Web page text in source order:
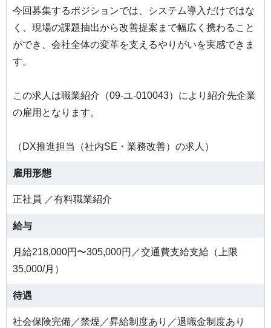
今回募集するポジションでは、システム導入だけではな
く、現場の課題抽出から改善提案まで幅広く携わること
ができ、会社全体の変革を支えるやりがいを実感できま
す。
この求人は職業紹介（09-ユ-010043）により紹介先企業
の雇用となります。
（DX推進担当（社内SE・業務改善）の求人）
雇用形態
正社員 ／有料職業紹介
給与
月給218,000円〜305,000円／交通費支給支給（上限
35,000/月）
待遇
社会保険完備／禁煙／昇給制度あり／退職金制度あり